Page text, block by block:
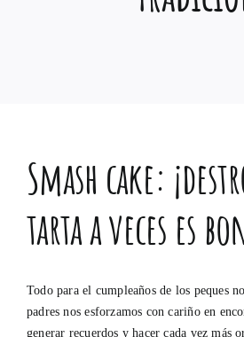
Smash cake:
tarta a veces es
Todo para el cumpleaños de los peques
padres nos esforzamos con cariño en
generar recuerdos y hacer cada vez más